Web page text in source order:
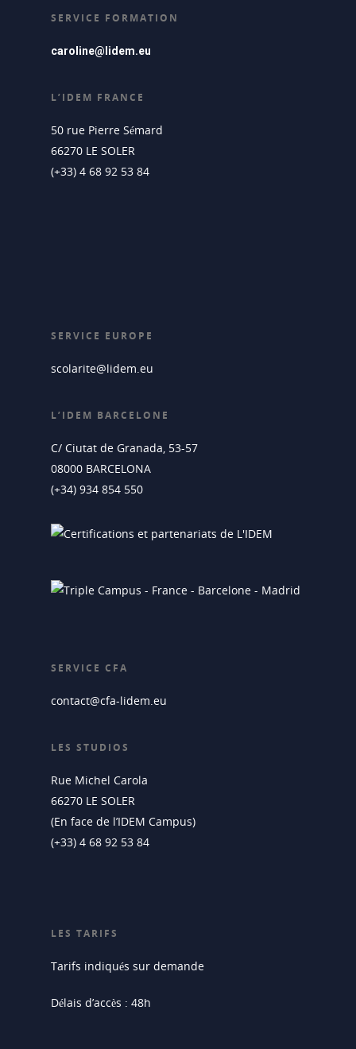
SERVICE FORMATION
caroline@lidem.eu
L’IDEM FRANCE
50 rue Pierre Sémard
66270 LE SOLER
(+33) 4 68 92 53 84
SERVICE EUROPE
scolarite@lidem.eu
L’IDEM BARCELONE
C/ Ciutat de Granada, 53-57
08000 BARCELONA
(+34) 934 854 550
SERVICE CFA
contact@cfa-lidem.eu
LES STUDIOS
Rue Michel Carola
66270 LE SOLER
(En face de l’IDEM Campus)
(+33) 4 68 92 53 84
LES TARIFS
Tarifs indiqués sur demande
Délais d’accès : 48h